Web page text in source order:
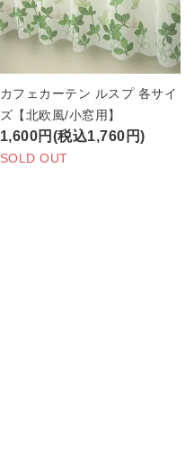
カフェカーテン ルスプ 各サイ
ズ【北欧風/小窓用】
1,600円(税込1,760円)
SOLD OUT